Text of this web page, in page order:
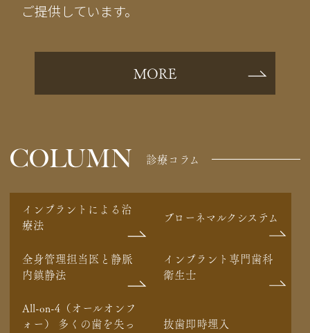
ご提供しています。
MORE
COLUMN 診療コラム
インプラントによる治
療法
ブローネマルクシステム
全身管理担当医と静脈
内鎮静法
インプラント専門歯科
衛生士
All-on-4（オールオンフ
ォー） 多くの歯を失っ
抜歯即時埋入